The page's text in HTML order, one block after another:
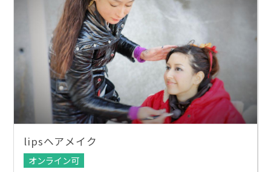
lipsヘアメイク
オンライン可